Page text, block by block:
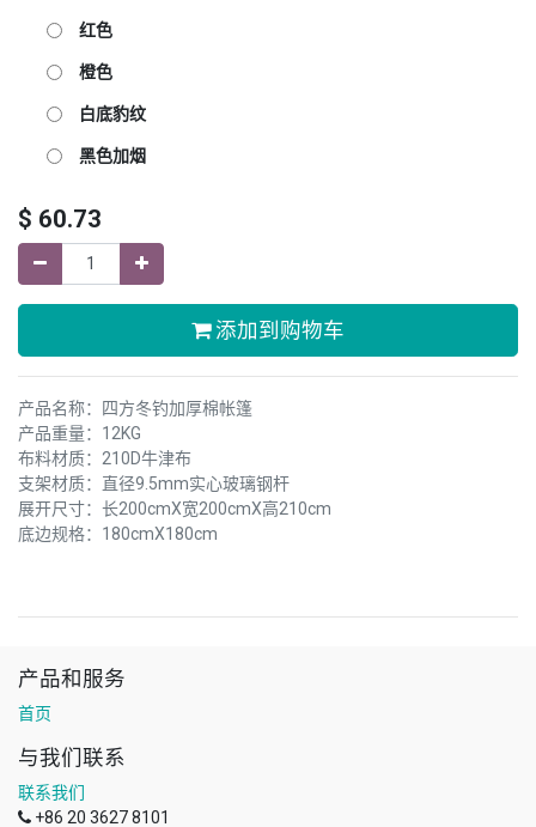
红色
橙色
白底豹纹
黑色加烟
$ 60.73
添加到购物车
产品名称：四方冬钓加厚棉帐篷
产品重量：12KG
布料材质：210D牛津布
支架材质：直径9.5mm实心玻璃钢杆
展开尺寸：长200cmX宽200cmX高210cm
底边规格：180cmX180cm
产品和服务
首页
与我们联系
联系我们
+86 20 3627 8101